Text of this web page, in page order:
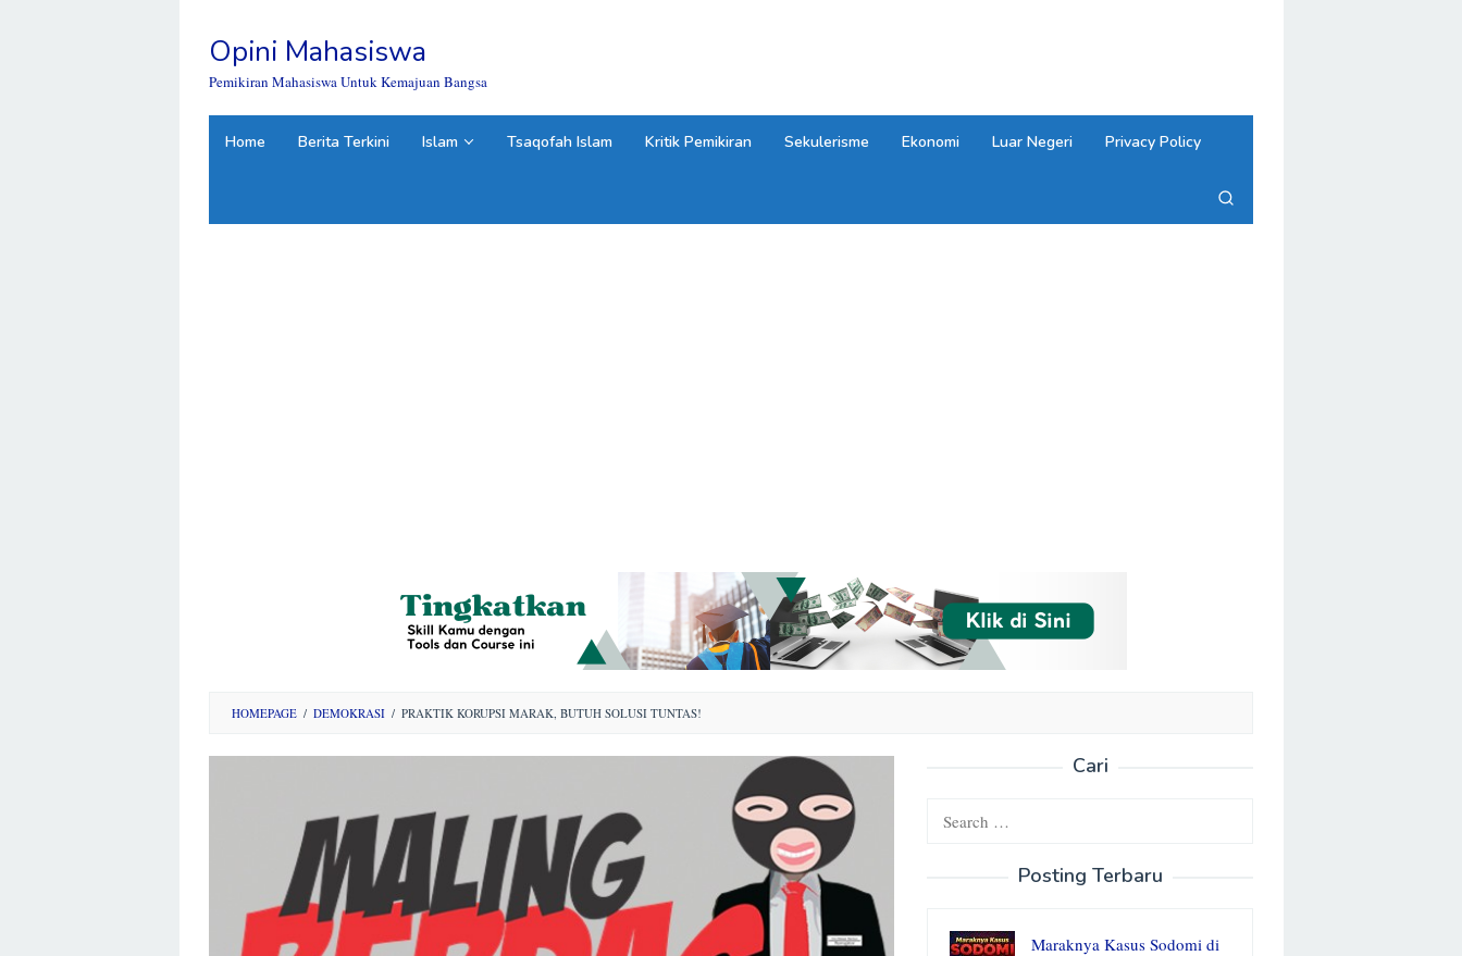
contentOpini Mahasiswa
Pemikiran Mahasiswa Untuk Kemajuan Bangsa
Home Berita Terkini Islam Tsaqofah Islam Kritik Pemikiran Sekulerisme Ekonomi Luar Negeri Privacy Policy
HOMEPAGE / DEMOKRASI / PRAKTIK KORUPSI MARAK, BUTUH SOLUSI TUNTAS!
Cari
Posting Terbaru
Maraknya Kasus Sodomi di